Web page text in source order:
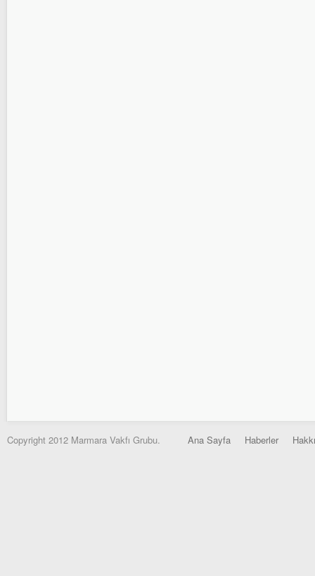
Copyright 2012 Marmara Vakfı Grubu. Ana Sayfa Haberler